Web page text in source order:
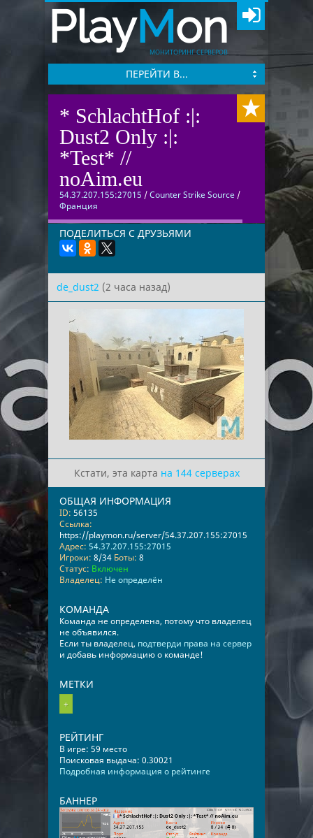
PlayMon
МОНИТОРИНГ СЕРВЕРОВ
ПЕРЕЙТИ В...
* SchlachtHof :|:
Dust2 Only :|:
*Test* //
noAim.eu
54.37.207.155:27015 /Counter Strike Source /
Франция
ПОДЕЛИТЬСЯ С ДРУЗЬЯМИ
de_dust2 (2 часа назад)
Кстати, эта карта на 144 серверах
ОБЩАЯ ИНФОРМАЦИЯ
ID: 56135
Ссылка:
https://playmon.ru/server/54.37.207.155:27015
Адрес: 54.37.207.155:27015
Игроки: 8/34 Боты: 8
Статус: Включен
Владелец: Не определён
КОМАНДА
Команда не определена, потому что владелец
не объявился.
Если ты владелец, подтверди права на сервер
и добавь информацию о команде!
МЕТКИ
+
РЕЙТИНГ
В игре: 59 место
Поисковая выдача: 0.30021
Подробная информация о рейтинге
БАННЕР